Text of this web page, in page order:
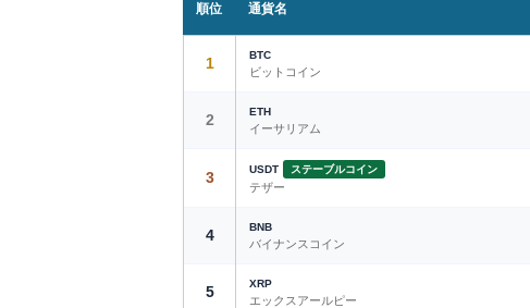
順位 通貨名
1 BTC
ビットコイン
2 ETH
イーサリアム
3 USDT ステーブルコイン
テザー
4 BNB
バイナンスコイン
5 XRP
エックスアールピー